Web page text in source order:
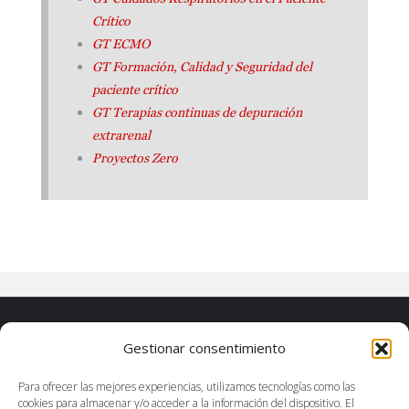
Gestionar consentimiento
Para ofrecer las mejores experiencias, utilizamos tecnologías como las
cookies para almacenar y/o acceder a la información del dispositivo. El
Crítico
GT ECMO
GT Formación, Calidad y Seguridad del
paciente crítico
GT Terapias continuas de depuración
extrarenal
Proyectos Zero
Contacto
C/Pajaritos, 12 - Planta 4ª - Despacho 2. E-28007
Madrid (España).